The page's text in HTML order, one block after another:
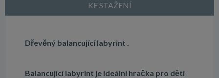
KE STAŽENÍ
Dřevěný balancující labyrint .
Balancující labyrint je ideální hračka pro děti